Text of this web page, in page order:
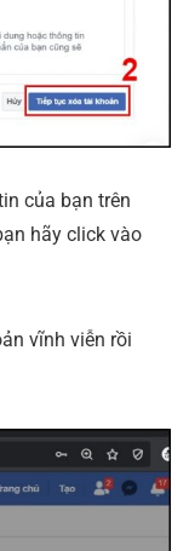
của bạn trên
hãy click vào
vĩnh viễn rồi